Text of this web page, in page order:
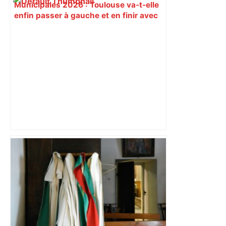
Municipales 2026 : Toulouse va-t-elle
enfin passer à gauche et en finir avec
"C’est l’une des plus fortes
fréquentations du circuit" : Toulouse
est-elle la capitale du poker amateur –
ladepeche.fr